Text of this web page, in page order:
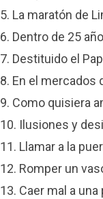
5. La maratón de
6. Dentro de 25
7. Destituido el
8. En el mercados
9. Como quisiera
10. Ilusiones y
11. Llamar a la
12. Romper un
13. Caer mal a